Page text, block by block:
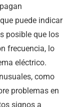
puede indicar
posible que los
frecuencia, lo
eléctrico.
como
problemas en
signos a